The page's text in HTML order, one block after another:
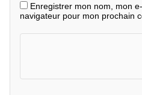
Enregistrer mon nom, mon
navigateur pour mon prochain